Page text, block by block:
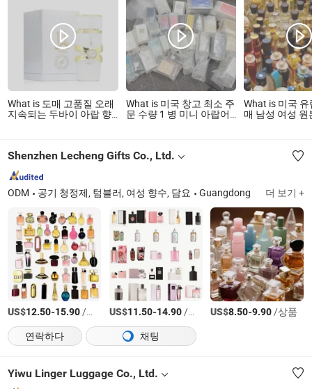
What is 도매 고품질 오래
지속되는 두바이 아랍 향
What is 미국 창고 최소 주
문 수량 1 병 미니 아랍어
What is 미국
매 남성 여성 원
Shenzhen Lecheng Gifts Co., Ltd.
ODM 공기 청정제, 텀블러, 여성 향수, 담요 Guangdong 더 보기 +
US$12.50-15.90/상품 US$11.50-14.90/상품 US$8.50-9.90/상품
연락하다
채팅
Yiwu Linger Luggage Co., Ltd.